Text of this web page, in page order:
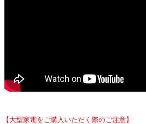
【大型家電をご購入いただく際のご注意】